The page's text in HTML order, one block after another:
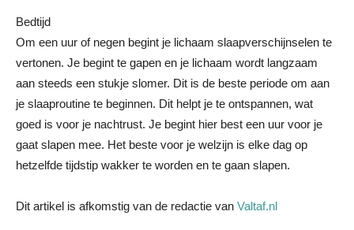
Bedtijd
Om een uur of negen begint je lichaam slaapverschijnselen te
vertonen. Je begint te gapen en je lichaam wordt langzaam
aan steeds een stukje slomer. Dit is de beste periode om aan
je slaaproutine te beginnen. Dit helpt je te ontspannen, wat
goed is voor je nachtrust. Je begint hier best een uur voor je
gaat slapen mee. Het beste voor je welzijn is elke dag op
hetzelfde tijdstip wakker te worden en te gaan slapen.
Dit artikel is afkomstig van de redactie van Valtaf.nl